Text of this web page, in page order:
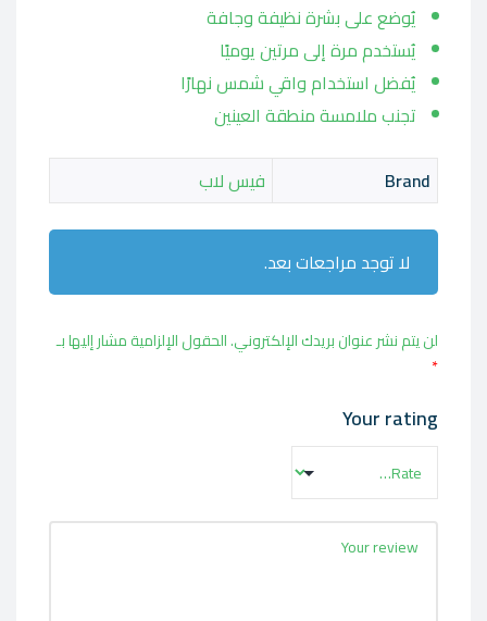
يُوضع على بشرة نظيفة وجافة
يُستخدم مرة إلى مرتين يوميًا
يُفضل استخدام واقي شمس نهارًا
تجنب ملامسة منطقة العينين
Brand
فيس لاب
لا توجد مراجعات بعد.
لن يتم نشر عنوان بريدك الإلكتروني.الحقول الإلزامية مشار إليها بـ
*
Your rating